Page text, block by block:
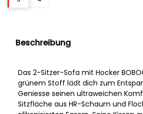
Beschreibung
Das 2-Sitzer-Sofa mit Hocker
grünem Stoff lädt dich zum
Geniesse seinen ultraweichen
Sitzfläche aus HR-Schaum und